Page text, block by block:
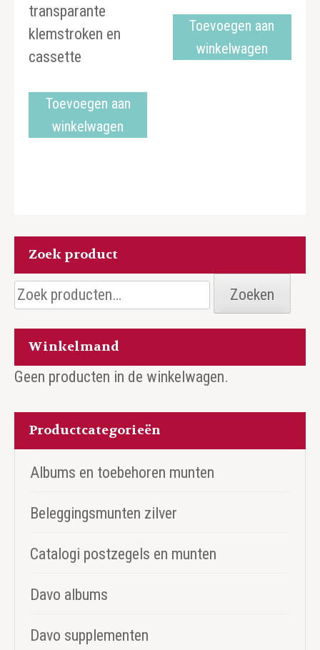
transparante
klemstroken en
cassette
Toevoegen aan
winkelwagen
Toevoegen aan
winkelwagen
Zoek product
Zoeken
naar:
Zoeken
Winkelmand
Geen producten in de winkelwagen.
Productcategorieën
Albums en toebehoren munten
Beleggingsmunten zilver
Catalogi postzegels en munten
Davo albums
Davo supplementen